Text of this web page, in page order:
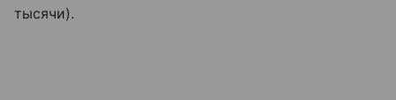
тысячи).